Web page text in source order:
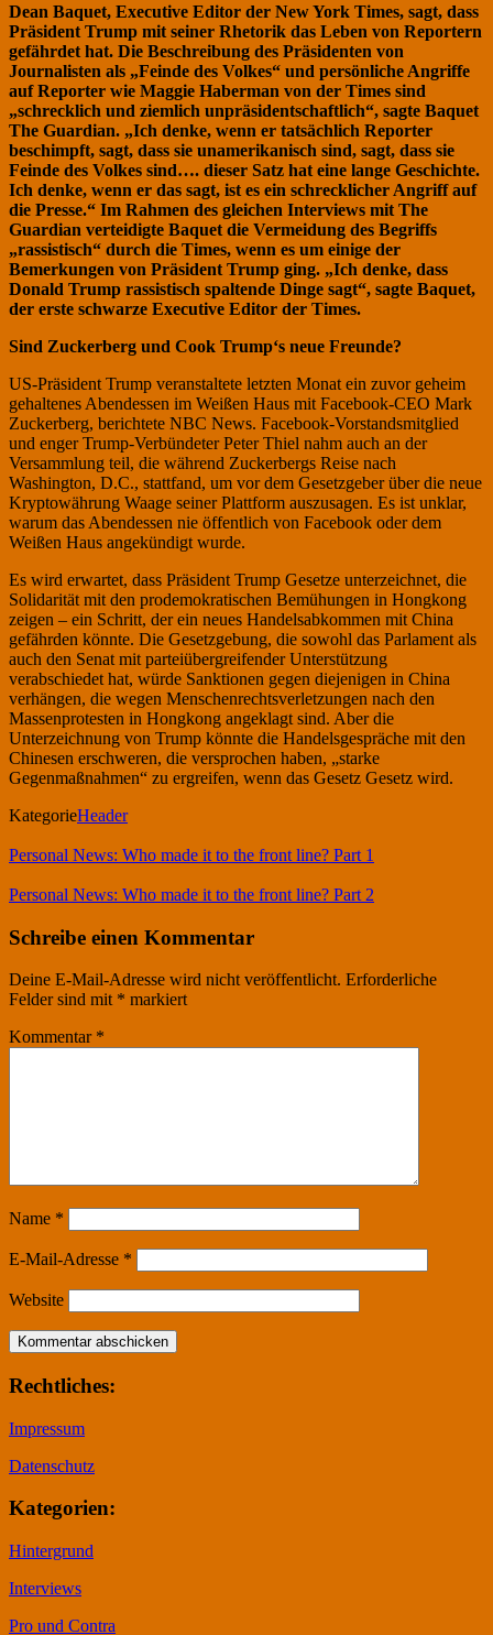
Dean Baquet, Executive Editor der New York Times, sagt, dass
Präsident Trump mit seiner Rhetorik das Leben von Reportern
gefährdet hat. Die Beschreibung des Präsidenten von
Journalisten als „Feinde des Volkes“ und persönliche Angriffe
auf Reporter wie Maggie Haberman von der Times sind
„schrecklich und ziemlich unpräsidentschaftlich“, sagte Baquet
The Guardian. „Ich denke, wenn er tatsächlich Reporter
beschimpft, sagt, dass sie unamerikanisch sind, sagt, dass sie
Feinde des Volkes sind…. dieser Satz hat eine lange Geschichte.
Ich denke, wenn er das sagt, ist es ein schrecklicher Angriff auf
die Presse.“ Im Rahmen des gleichen Interviews mit The
Guardian verteidigte Baquet die Vermeidung des Begriffs
„rassistisch“ durch die Times, wenn es um einige der
Bemerkungen von Präsident Trump ging. „Ich denke, dass
Donald Trump rassistisch spaltende Dinge sagt“, sagte Baquet,
der erste schwarze Executive Editor der Times.
Sind Zuckerberg und Cook Trump‘s neue Freunde?
US-Präsident Trump veranstaltete letzten Monat ein zuvor geheim
gehaltenes Abendessen im Weißen Haus mit Facebook-CEO Mark
Zuckerberg, berichtete NBC News. Facebook-Vorstandsmitglied
und enger Trump-Verbündeter Peter Thiel nahm auch an der
Versammlung teil, die während Zuckerbergs Reise nach
Washington, D.C., stattfand, um vor dem Gesetzgeber über die neue
Kryptowährung Waage seiner Plattform auszusagen. Es ist unklar,
warum das Abendessen nie öffentlich von Facebook oder dem
Weißen Haus angekündigt wurde.
Es wird erwartet, dass Präsident Trump Gesetze unterzeichnet, die
Solidarität mit den prodemokratischen Bemühungen in Hongkong
zeigen – ein Schritt, der ein neues Handelsabkommen mit China
gefährden könnte. Die Gesetzgebung, die sowohl das Parlament als
auch den Senat mit parteiübergreifender Unterstützung
verabschiedet hat, würde Sanktionen gegen diejenigen in China
verhängen, die wegen Menschenrechtsverletzungen nach den
Massenprotesten in Hongkong angeklagt sind. Aber die
Unterzeichnung von Trump könnte die Handelsgespräche mit den
Chinesen erschweren, die versprochen haben, „starke
Gegenmaßnahmen“ zu ergreifen, wenn das Gesetz Gesetz wird.
KategorieHeader
Personal News: Who made it to the front line? Part 1
Personal News: Who made it to the front line? Part 2
Schreibe einen Kommentar
Deine E-Mail-Adresse wird nicht veröffentlicht. Erforderliche
Felder sind mit * markiert
Kommentar *
Name *
E-Mail-Adresse *
Website
Rechtliches:
Impressum
Datenschutz
Kategorien:
Hintergrund
Interviews
Pro und Contra